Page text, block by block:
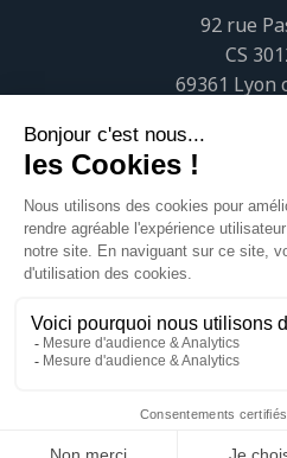
92 rue
CS
69361 Lyon
Tél.+33 (0)4
https://www.youtube.com/